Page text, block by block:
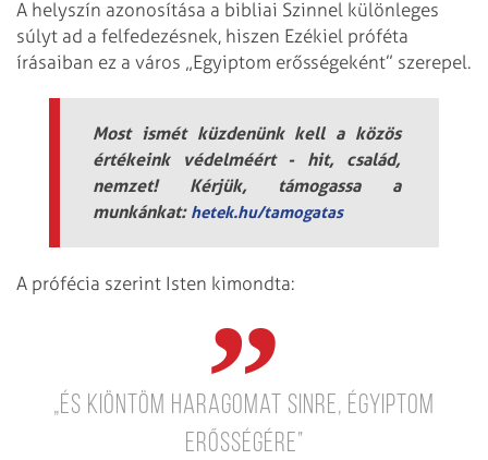
A helyszín azonosítása a bibliai Szinnel különleges
súlyt ad a felfedezésnek, hiszen Ezékiel próféta
írásaiban ez a város „Egyiptom erősségeként” szerepel.
Most ismét küzdenünk kell a közös
értékeink védelméért - hit, család,
nemzet! Kérjük, támogassa a
munkánkat: hetek.hu/tamogatas
A prófécia szerint Isten kimondta:
„És kiöntöm haragomat Sinre, Égyiptom
erősségére”